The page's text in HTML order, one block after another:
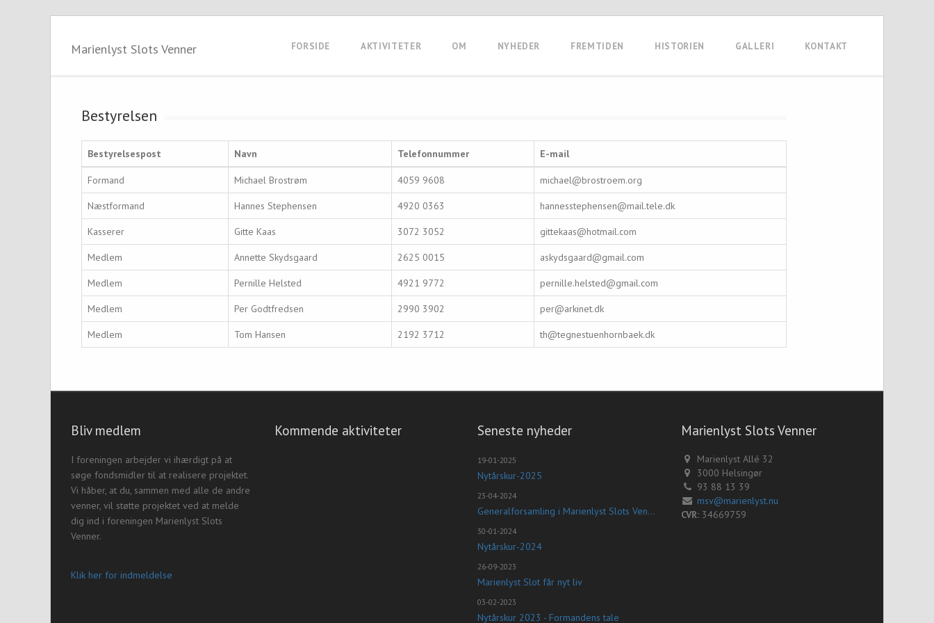
Marienlyst Slots Venner FORSIDE AKTIVITETER OM NYHEDER FREMTIDEN HISTORIEN GALLERI KONTAKT
Bestyrelsen
Bestyrelsespost Navn Telefonnummer E-mail
Formand Michael Brostrøm 4059 9608 michael@brostroem.org
Næstformand Hannes Stephensen 4920 0363 hannesstephensen@mail.tele.dk
Kasserer Gitte Kaas 3072 3052 gittekaas@hotmail.com
Medlem Annette Skydsgaard 2625 0015 askydsgaard@gmail.com
Medlem Pernille Helsted 4921 9772 pernille.helsted@gmail.com
Medlem Per Godtfredsen 2990 3902 per@arkinet.dk
Medlem Tom Hansen 2192 3712 th@tegnestuenhornbaek.dk
Bliv medlem
I foreningen arbejder vi ihærdigt på at
søge fondsmidler til at realisere projektet.
Vi håber, at du, sammen med alle de andre
venner, vil støtte projektet ved at melde
dig ind i foreningen Marienlyst Slots
Venner.
Klik her for indmeldelse
Kommende aktiviteter Seneste nyheder
19-01-2025
Nytårskur-2025
23-04-2024
Generalforsamling i Marienlyst Slots Venner
30-01-2024
Nytårskur-2024
26-09-2023
Marienlyst Slot får nyt liv
03-02-2023
Nytårskur 2023 - Formandens tale
Marienlyst Slots Venner
Marienlyst Allé 32
3000 Helsingør
93 88 13 39
msv@marienlyst.nu
CVR:34669759